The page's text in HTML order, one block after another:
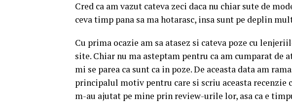
Cred ca am vazut cateva zeci daca nu chiar sute de
ceva timp pana sa ma hotarasc, insa sunt pe deplin
Cu prima ocazie am sa atasez si cateva poze cu
site. Chiar nu ma asteptam pentru ca am cumparat
mi se parea ca sunt ca in poze. De aceasta data am
principalul motiv pentru care si scriu aceasta recenzie
m-au ajutat pe mine prin review-urile lor, asa ca e